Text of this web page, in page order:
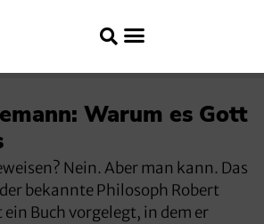
Warum es Gott
Nein. Aber man kann. Das
bekannte Philosoph Robert
Buch vorgelegt, in dem er